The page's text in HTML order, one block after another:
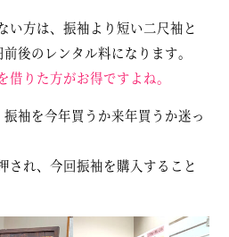
い方は、振袖より短い二尺袖と
後のレンタル料になります。
りた方がお得ですよね。
袖を今年買うか来年買うか迷っ
され、今回振袖を購入すること